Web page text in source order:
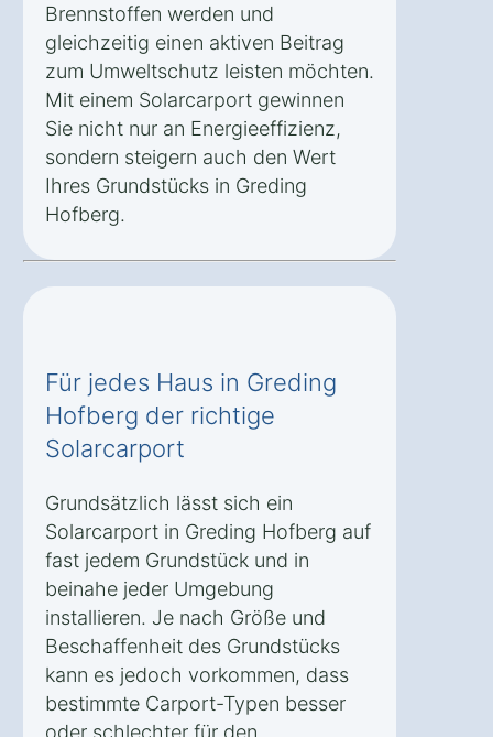
Brennstoffen werden und
gleichzeitig einen aktiven Beitrag
zum Umweltschutz leisten möchten.
Mit einem Solarcarport gewinnen
Sie nicht nur an Energieeffizienz,
sondern steigern auch den Wert
Ihres Grundstücks in Greding
Hofberg.
Für jedes Haus in Greding
Hofberg der richtige
Solarcarport
Grundsätzlich lässt sich ein
Solarcarport in Greding Hofberg auf
fast jedem Grundstück und in
beinahe jeder Umgebung
installieren. Je nach Größe und
Beschaffenheit des Grundstücks
kann es jedoch vorkommen, dass
bestimmte Carport-Typen besser
oder schlechter für den